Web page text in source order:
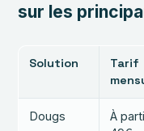
sur les
Solution
Tarif
Dougs
À